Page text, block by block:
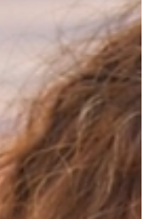
wirklich dabei
Wohnmobil One Way
längere Reisen für mich
Beispielen aus meinem
und kleinen Tipps, die